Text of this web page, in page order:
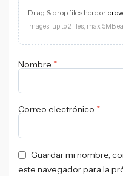
Drag & drop files here or
Images: up to 2 files, max 5MB
Nombre *
Correo electrónico *
Guardar mi nombre,
este navegador para la